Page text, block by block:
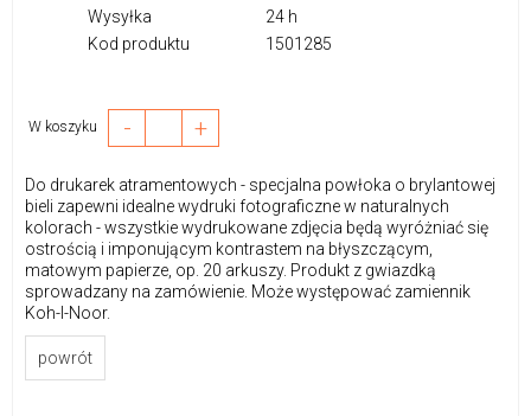
Wysyłka
24 h
Kod produktu
1501285
W koszyku - +
Do drukarek atramentowych - specjalna powłoka o brylantowej
bieli zapewni idealne wydruki fotograficzne w naturalnych
kolorach - wszystkie wydrukowane zdjęcia będą wyróżniać się
ostrością i imponującym kontrastem na błyszczącym,
matowym papierze, op. 20 arkuszy. Produkt z gwiazdką
sprowadzany na zamówienie. Może występować zamiennik
Koh-I-Noor.
powrót